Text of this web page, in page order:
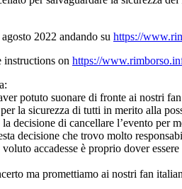
2022 andando su https://
on https://
potuto suonare di fronte ai nostri
la sicurezza di tutti in merito alla
decisione di cancellare l’evento per
decisione che trovo molto
accadesse è proprio dover
ma promettiamo ai nostri fan